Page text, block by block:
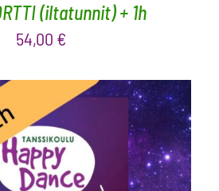
(iltatunnit) + 1h
54,00 €